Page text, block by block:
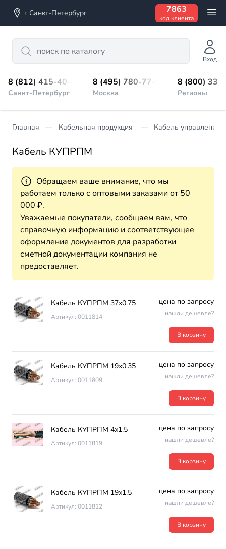
г Санкт-Петербург 7863
код клиента
Search
Вход
8 (812) 415-40-45
Санкт-Петербург
8 (495) 780-77-98
Москва
8 (800)
Регионы
Главная Кабельная продукция Кабель управления
Кабель КУПРПМ
Обращаем ваше внимание, что мы
работаем только с оптовыми заказами от 50
000 ₽.
Уважаемые покупатели, сообщаем вам, что
справочную информацию и соответствующее
оформление документов для разработки
сметной документации компания не
предоставляет.
Кабель КУПРПМ 37х0.75
Артикул: 0011814
цена по запросу
нашли дешевле?
В корзину
Кабель КУПРПМ 19х0.35
Артикул: 0011809
цена по запросу
нашли дешевле?
В корзину
Кабель КУПРПМ 4х1.5
Артикул: 0011819
цена по запросу
нашли дешевле?
В корзину
Кабель КУПРПМ 19х1.5
Артикул: 0011812
цена по запросу
нашли дешевле?
В корзину